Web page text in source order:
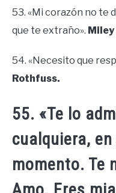
53. «Mi corazón no te
que te extraño».
54. «Necesito que
Rothfuss.
55. «Te lo
cualquiera,
momento. Te